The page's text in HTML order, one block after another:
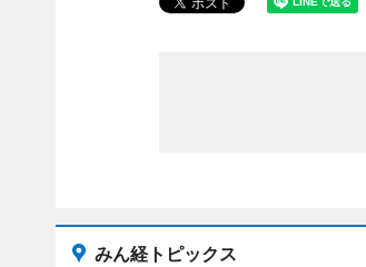
みん経トピックス